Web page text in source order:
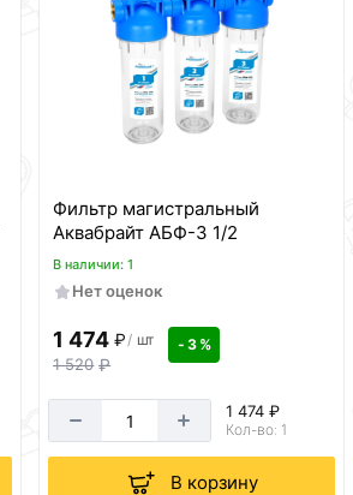
Фильтр магистральный
Аквабрайт АБФ-3 1/2
В наличии: 1
Нет оценок
1 474 ₽ / шт
1 520 ₽
- 3 %
1 474 ₽
Кол-во: 1
В корзину